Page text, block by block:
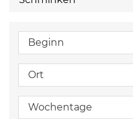
Beginn
Ort
Wochentage